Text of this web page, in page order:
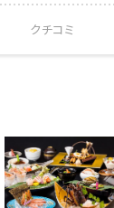
クチコミ